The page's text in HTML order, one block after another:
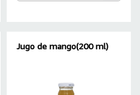
Jugo de mango(200 ml)